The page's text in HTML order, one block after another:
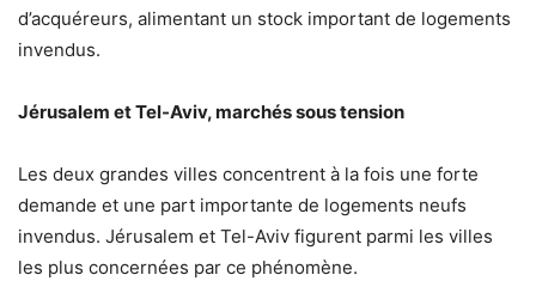
d’acquéreurs, alimentant un stock important de logements
invendus.
Jérusalem et Tel-Aviv, marchés sous tension
Les deux grandes villes concentrent à la fois une forte
demande et une part importante de logements neufs
invendus. Jérusalem et Tel-Aviv figurent parmi les villes
les plus concernées par ce phénomène.